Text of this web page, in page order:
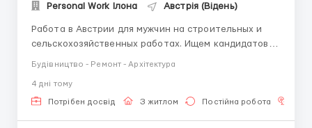
Personal Work Ілона Австрія (Відень)
Работа в Австрии для мужчин на строительных и
сельскохозяйственных работах. Ищем кандидатов с
достойная оплата и комфортные условия
проживания. КРАТКО О ГЛАВНОМ Заработная плата:
Будівництво - Ремонт - Архітектура
4 днi тому
Потрібен досвід З житлом Постійна робота